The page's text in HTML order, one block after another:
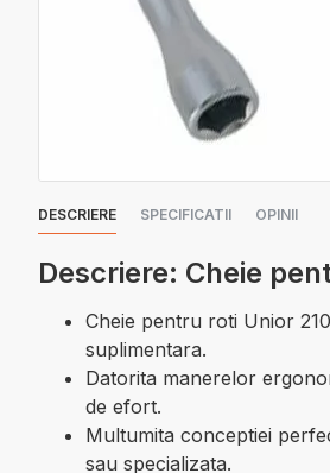
DESCRIERE SPECIFICATII OPINII
Descriere: Cheie
Cheie pentru roti Unior
suplimentara.
Datorita manerelor
de efort.
Multumita conceptiei
sau specializata.